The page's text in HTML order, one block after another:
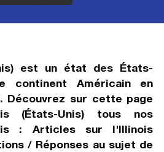
est un état des États-
continent Américain en
Découvrez sur cette page
(États-Unis) tous nos
: Articles sur l'Illinois
/ Réponses au sujet de